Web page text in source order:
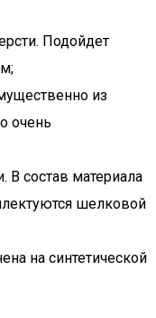
Подойдет
из
очень
состав материала
шелковой
на синтетической